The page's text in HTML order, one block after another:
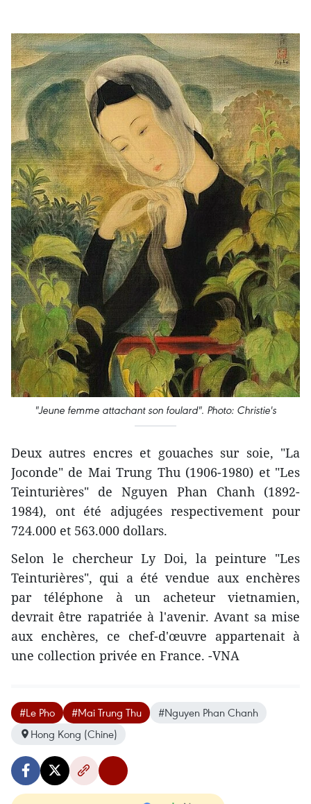
"Jeune femme attachant son foulard". Photo: Christie's
Deux autres encres et gouaches sur soie, "La
Joconde" de Mai Trung Thu (1906-1980) et "Les
Teinturières" de Nguyen Phan Chanh (1892-
1984), ont été adjugées respectivement pour
724.000 et 563.000 dollars.
Selon le chercheur Ly Doi, la peinture "Les
Teinturières", qui a été vendue aux enchères
par téléphone à un acheteur vietnamien,
devrait être rapatriée à l'avenir. Avant sa mise
aux enchères, ce chef-d'œuvre appartenait à
une collection privée en France. -VNA
#Le Pho #Mai Trung Thu
#Nguyen Phan Chanh
Hong Kong (Chine)